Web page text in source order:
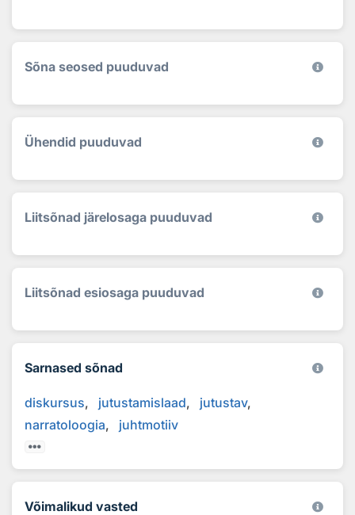
Sõna seosed puuduvad
Ühendid puuduvad
Liitsõnad järelosaga puuduvad
Liitsõnad esiosaga puuduvad
Sarnased sõnad
diskursus jutustamislaad
jutustav
narratoloogia
juhtmotiiv
Võimalikud vasted